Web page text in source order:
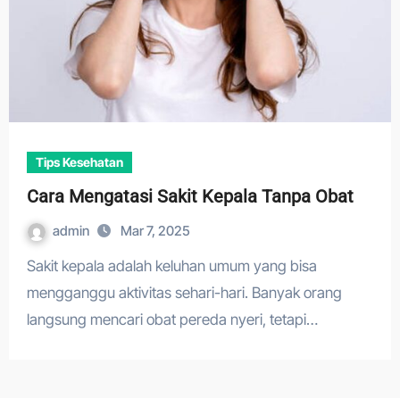
Tips Kesehatan
Cara Mengatasi Sakit Kepala Tanpa Obat
admin Mar 7, 2025
Sakit kepala adalah keluhan umum yang bisa
mengganggu aktivitas sehari-hari. Banyak orang
langsung mencari obat pereda nyeri, tetapi…